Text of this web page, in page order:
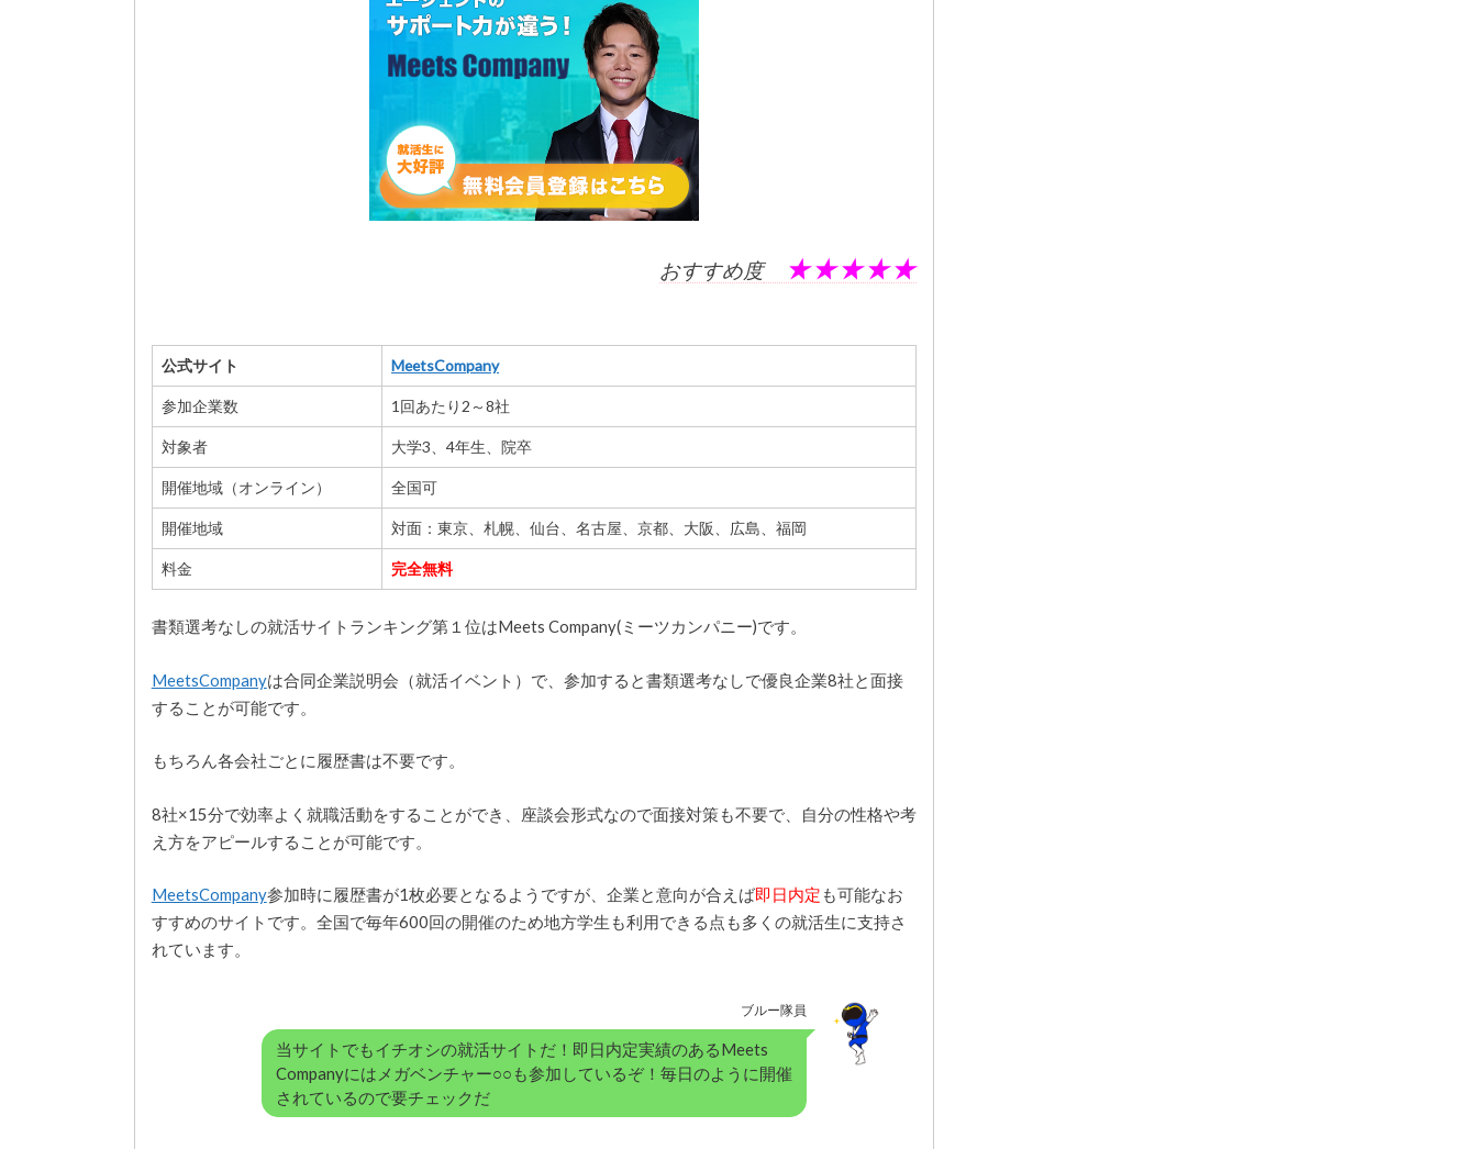
おすすめ度 ★★★★★
公式サイト MeetsCompany
参加企業数 1回あたり2～8社
対象者 大学3、4年生、院卒
開催地域（オンライン） 全国可
開催地域 対面：東京、札幌、仙台、名古屋、京都、大阪、広島、福岡
料金 完全無料
書類選考なしの就活サイトランキング第１位はMeets Company(ミーツカンパニー)です。
MeetsCompanyは合同企業説明会（就活イベント）で、参加すると書類選考なしで優良企業8社と面接
することが可能です。
もちろん各会社ごとに履歴書は不要です。
8社×15分で効率よく就職活動をすることができ、
座談会形式なので面接対策も不要で、自分の性格や考
え方をアピールすることが可能です。
MeetsCompany参加時に履歴書が1枚必要となるようですが、企業と意向が合えば即日内定 も可能なお
すすめのサイトです。全国で毎年600回の開催のため地方学生も利用できる点も多くの就活生に支持さ
れています。
ブルー隊員
当サイトでもイチオシの就活サイトだ！即日内定実績のあるMeets
Companyにはメガベンチャー○○も参加しているぞ！毎日のように開催
されているので要チェックだ